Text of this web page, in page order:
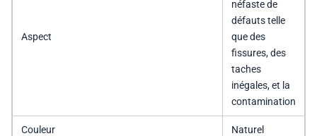
Aspect
néfaste de
défauts telle
que des
fissures, des
taches
inégales, et la
contamination
Couleur Naturel